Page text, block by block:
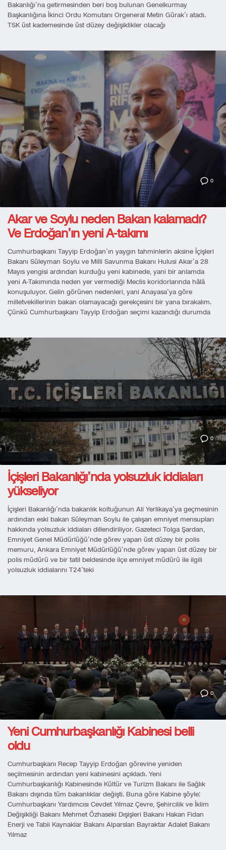
Bakanlığı’na getirmesinden beri boş bulunan Genelkurmay
Başkanlığına İkinci Ordu Komutanı Orgeneral Metin Gürak’ı atadı.
TSK üst kademesinde üst düzey değişiklikler olacağı
0
Akar ve Soylu neden Bakan kalamadı?
Ve Erdoğan’ın yeni A-takımı
Cumhurbaşkanı Tayyip Erdoğan’ın yaygın tahminlerin aksine İçişleri
Bakanı Süleyman Soylu ve Milli Savunma Bakanı Hulusi Akar’a 28
Mayıs yengisi ardından kurduğu yeni kabinede, yani bir anlamda
yeni A-Takımında neden yer vermediği Meclis koridorlarında hâlâ
konuşuluyor. Gelin görünen nedenleri, yani Anayasa’ya göre
milletvekillerinin bakan olamayacağı gerekçesini bir yana bırakalım.
Çünkü Cumhurbaşkanı Tayyip Erdoğan seçimi kazandığı durumda
0
İçişleri Bakanlığı’nda yolsuzluk iddiaları
yükseliyor
İçişleri Bakanlığı’nda bakanlık koltuğunun Ali Yerlikaya’ya geçmesinin
ardından eski bakan Süleyman Soylu ile çalışan emniyet mensupları
hakkında yolsuzluk iddiaları dillendiriliyor. Gazeteci Tolga Şardan,
Emniyet Genel Müdürlüğü’nde görev yapan üst düzey bir polis
memuru, Ankara Emniyet Müdürlüğü’nde görev yapan üst düzey bir
polis müdürü ve bir tatil beldesinde ilçe emniyet müdürü ile ilgili
yolsuzluk iddialarını T24’teki
0
Yeni Cumhurbaşkanlığı Kabinesi belli
oldu
Cumhurbaşkanı Recep Tayyip Erdoğan görevine yeniden
seçilmesinin ardından yeni kabinesini açıkladı. Yeni
Cumhurbaşkanlığı Kabinesinde Kültür ve Turizm Bakanı ile Sağlık
Bakanı dışında tüm bakanlıklar değişti. Buna göre Kabine şöyle:
Cumhurbaşkanı Yardımcısı Cevdet Yılmaz Çevre, Şehircilik ve İklim
Değişikliği Bakanı Mehmet Özhaseki Dışişleri Bakanı Hakan Fidan
Enerji ve Tabii Kaynaklar Bakanı Alparslan Bayraktar Adalet Bakanı
Yılmaz